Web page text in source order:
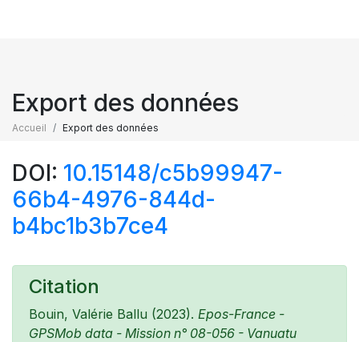
Export des données
Accueil Export des données
DOI: 10.15148/c5b99947-
66b4-4976-844d-
b4bc1b3b7ce4
Citation
Bouin, Valérie Ballu (2023). Epos-France -
GPSMob data - Mission n° 08-056 - Vanuatu